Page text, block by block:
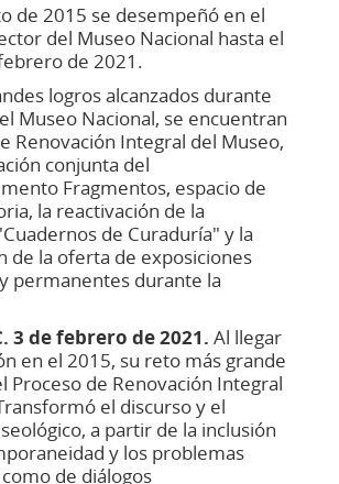
de 2015 se desempeñó en el
del Museo Nacional hasta el
de 2021.
logros alcanzados durante
Museo Nacional, se encuentran
Renovación Integral del Museo,
conjunta del
Fragmentos, espacio de
la reactivación de la
de Curaduría" y la
de la oferta de exposiciones
permanentes durante la
3 de febrero de 2021. Al llegar
en el 2015, su reto más grande
Proceso de Renovación Integral
el discurso y el
a partir de la inclusión
y los problemas
de diálogos